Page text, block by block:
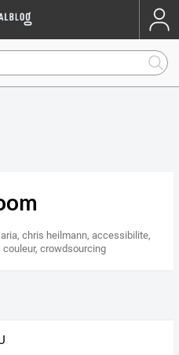
aria,chris heilmann,accessibilite,
couleur,crowdsourcing